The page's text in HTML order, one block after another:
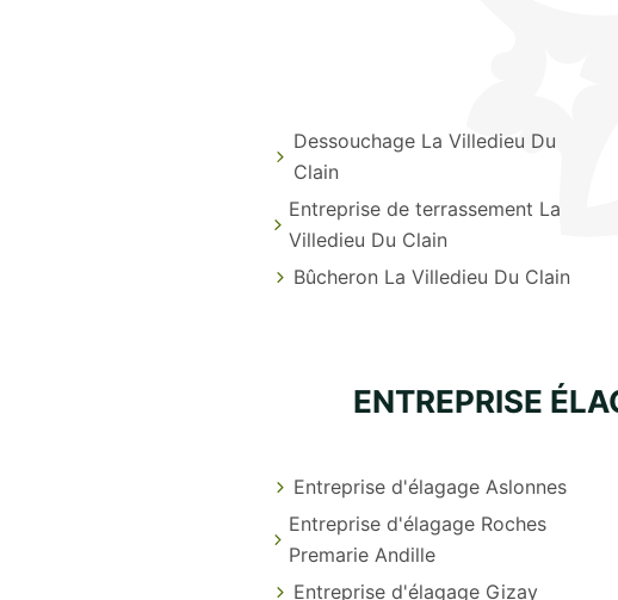
Dessouchage La Villedieu Du
Clain
Entreprise de terrassement La
Villedieu Du Clain
Bûcheron La Villedieu Du Clain
ENTREPRISE
Entreprise d'élagage Aslonnes
Entreprise d'élagage Roches
Premarie Andille
Entreprise d'élagage Gizay